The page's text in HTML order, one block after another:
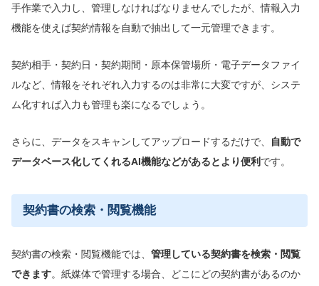
手作業で入力し、管理しなければなりませんでしたが、情報入力
機能を使えば契約情報を自動で抽出して一元管理できます。
契約相手・契約日・契約期間・原本保管場所・電子データファイ
ルなど、情報をそれぞれ入力するのは非常に大変ですが、システ
ム化すれば入力も管理も楽になるでしょう。
さらに、データをスキャンしてアップロードするだけで、
自動で
データベース化してくれるAI機能などがあるとより便利 です。
契約書の検索・閲覧機能
契約書の検索・閲覧機能では、 管理している契約書を検索・閲覧
できます。紙媒体で管理する場合、どこにどの契約書があるのか